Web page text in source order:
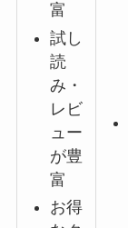
富
試し
読
み・
レビ
ュー
が豊
富
お得